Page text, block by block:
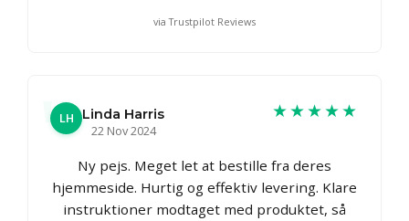
via Trustpilot Reviews
LH
Linda Harris
22 Nov 2024
★★★★★
Ny pejs. Meget let at bestille fra deres
hjemmeside. Hurtig og effektiv levering. Klare
instruktioner modtaget med produktet, så